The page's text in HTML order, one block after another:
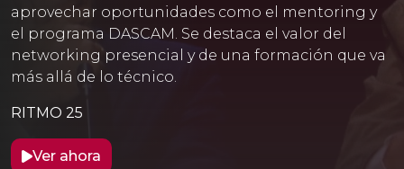
aprovechar oportunidades como el mentoring y
el programa DASCAM. Se destaca el valor del
networking presencial y de una formación que va
más allá de lo técnico.
RITMO 25
Ver ahora